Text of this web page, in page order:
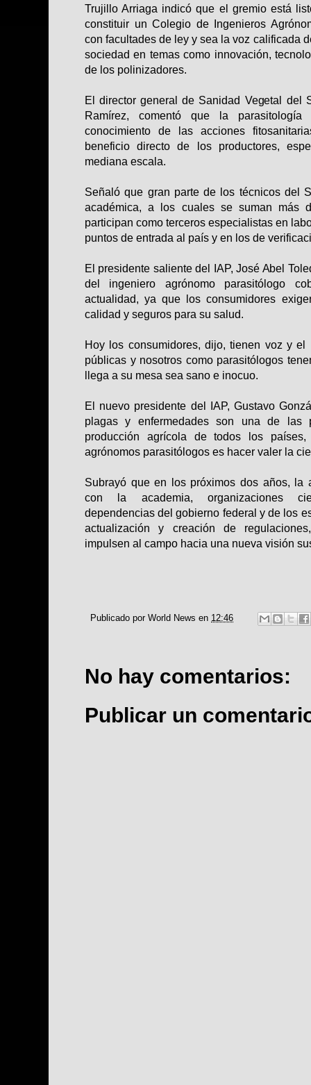
Trujillo Arriaga indicó que el gremio está
constituir un Colegio de Ingenieros
con facultades de ley y sea la voz calificada
sociedad en temas como innovación,
de los polinizadores.
El director general de Sanidad Vegetal del
Ramírez, comentó que la
conocimiento de las acciones
beneficio directo de los productores,
mediana escala.
Señaló que gran parte de los técnicos del
académica, a los cuales se suman más
participan como terceros especialistas en
puntos de entrada al país y en los de
El presidente saliente del IAP, José Abel
del ingeniero agrónomo parasitólogo
actualidad, ya que los consumidores
calidad y seguros para su salud.
Hoy los consumidores, dijo, tienen voz y
públicas y nosotros como parasitólogos
llega a su mesa sea sano e inocuo.
El nuevo presidente del IAP, Gustavo
plagas y enfermedades son una de las
producción agrícola de todos los
agrónomos parasitólogos es hacer valer la
Subrayó que en los próximos dos años, la
con la academia, organizaciones
dependencias del gobierno federal y de los
actualización y creación de
impulsen al campo hacia una nueva visión
Publicado por World News en 12:46
No hay comentarios:
Publicar un